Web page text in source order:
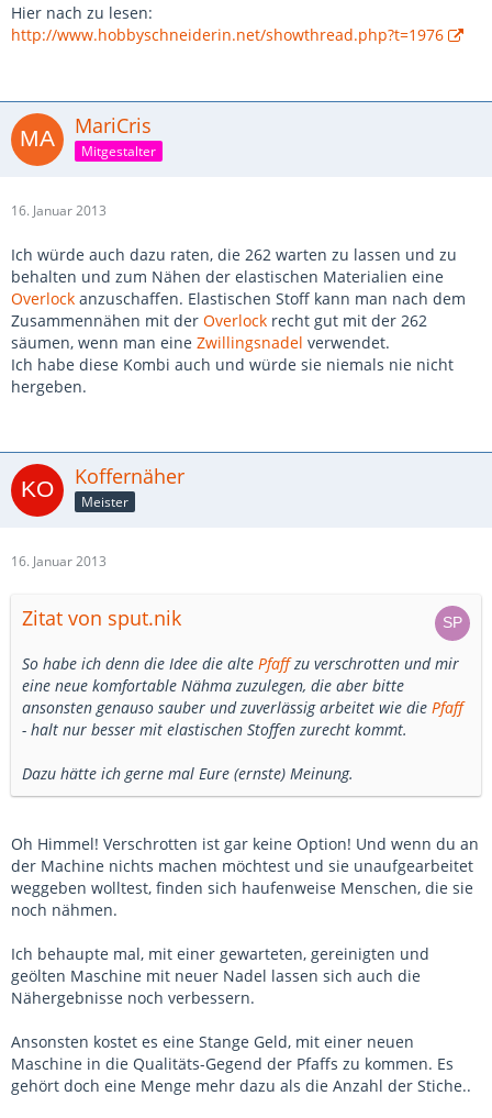
Hier nach zu lesen:
http://www.hobbyschneiderin.net/showthread.php?t=1976
MariCris
Mitgestalter
16. Januar 2013
Ich würde auch dazu raten, die 262 warten zu lassen und zu
behalten und zum Nähen der elastischen Materialien eine
Overlock anzuschaffen. Elastischen Stoff kann man nach dem
Zusammennähen mit der Overlock recht gut mit der 262
säumen, wenn man eine Zwillingsnadel verwendet.
Ich habe diese Kombi auch und würde sie niemals nie nicht
hergeben.
Koffernäher
Meister
16. Januar 2013
Zitat von sput.nik
So habe ich denn die Idee die alte Pfaffzu verschrotten und mir
eine neue komfortable Nähma zuzulegen, die aber bitte
ansonsten genauso sauber und zuverlässig arbeitet wie die Pfaff
- halt nur besser mit elastischen Stoffen zurecht kommt.
Dazu hätte ich gerne mal Eure (ernste) Meinung.
Oh Himmel! Verschrotten ist gar keine Option! Und wenn du an
der Machine nichts machen möchtest und sie unaufgearbeitet
weggeben wolltest, finden sich haufenweise Menschen, die sie
noch nähmen.
Ich behaupte mal, mit einer gewarteten, gereinigten und
geölten Maschine mit neuer Nadel lassen sich auch die
Nähergebnisse noch verbessern.
Ansonsten kostet es eine Stange Geld, mit einer neuen
Maschine in die Qualitäts-Gegend der Pfaffs zu kommen. Es
gehört doch eine Menge mehr dazu als die Anzahl der Stiche..